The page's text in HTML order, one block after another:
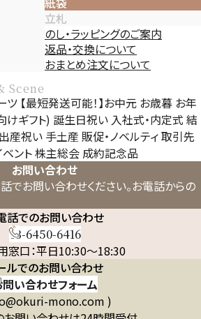
立札
のし・ラッピングのご案内
返品・交換について
おまとめ注文について
Scene
ツ 【最短発送可能！】お中元 お歳暮 お年
ギフト) 誕生日祝い 入社式・内定式 結
出産祝い 手土産 販促・ノベルティ取引先
ント株主総会 成約記念品
お問い合わせ
でお問い合わせください。お電話からの
話でのお問い合わせ
03-6450-6416
窓口：平日10:30～18:30
ルでのお問い合わせ
い合わせフォーム
mono.com )